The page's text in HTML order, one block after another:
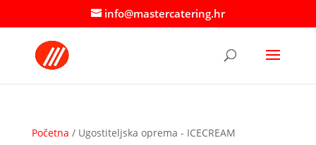
info@mastercatering.hr
Početna / Ugostiteljska oprema - ICECREAM